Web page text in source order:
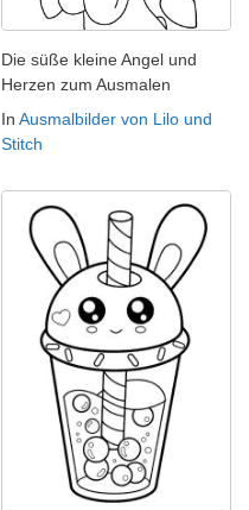
Die süße kleine Angel und
Herzen zum Ausmalen
In Ausmalbilder von Lilo und
Stitch